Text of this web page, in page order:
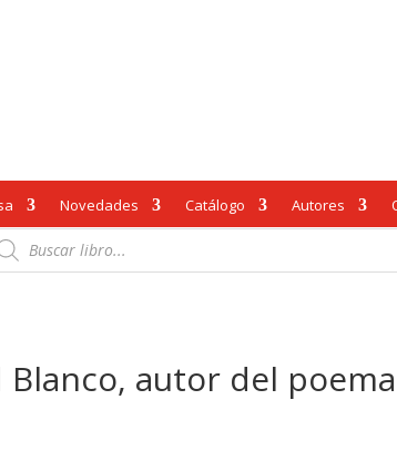
Novedades Catálogo Autores
Blanco, autor del